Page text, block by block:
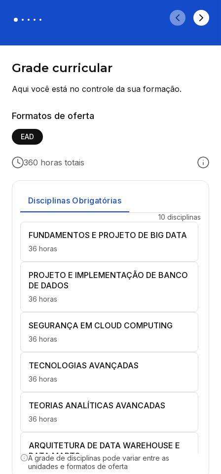
Grade curricular
Aqui você está no controle da sua formação.
Formatos de oferta
EAD
360 horas totais
Disciplinas Obrigatórias
10 disciplinas
FUNDAMENTOS E PROJETO DE BIG DATA
36 horas
PROJETO E IMPLEMENTAÇÃO DE BANCO
DE DADOS
36 horas
SEGURANÇA EM CLOUD COMPUTING
36 horas
TECNOLOGIAS AVANÇADAS
36 horas
TEORIAS ANALÍTICAS AVANCADAS
36 horas
ARQUITETURA DE DATA WAREHOUSE E
DATA MARTS
36 horas
A grade de disciplinas pode variar entre as
unidades e formatos de oferta